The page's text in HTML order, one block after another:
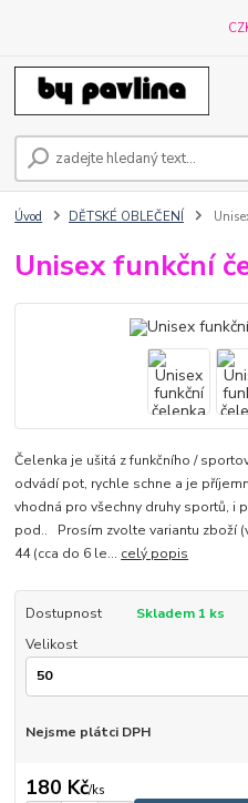
Úvod DĚTSKÉ OBLEČENÍ
Unisex funkční
Čelenka je ušitá z funkčního /
odvádí pot, rychle schne a je
vhodná pro všechny druhy sportů, i
pod.. Prosím zvolte variantu zboží
44 (cca do 6 le... celý popis
Dostupnost
Skladem 1 ks
Velikost
Nejsme plátci DPH
180 Kč/ks